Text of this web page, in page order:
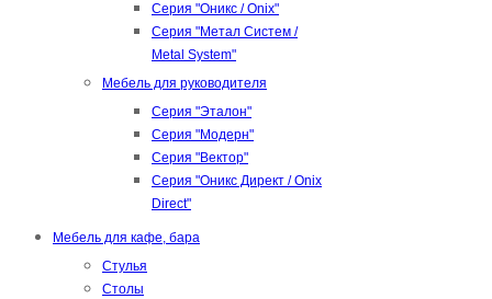
Серия "Оникс / Onix"
Серия "Метал Систем /
Metal System"
Мебель для руководителя
Серия "Эталон"
Серия "Модерн"
Серия "Вектор"
Серия "Оникс Директ / Onix
Direct"
Мебель для кафе, бара
Стулья
Столы